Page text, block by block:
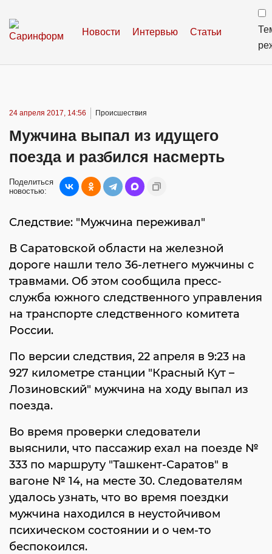
Новости Интервью Статьи
24 апреля 2017, 14:56 Происшествия
Мужчина выпал из идущего
поезда и разбился насмерть
Поделиться
новостью:
Следствие: "Мужчина переживал"
В Саратовской области на железной
дороге нашли тело 36-летнего мужчины с
травмами. Об этом сообщила пресс-
служба южного следственного управления
на транспорте следственного комитета
России.
По версии следствия, 22 апреля в 9:23 на
927 километре станции "Красный Кут –
Лозиновский" мужчина на ходу выпал из
поезда.
Во время проверки следователи
выяснили, что пассажир ехал на поезде №
333 по маршруту "Ташкент-Саратов" в
вагоне № 14, на месте 30. Следователям
удалось узнать, что во время поездки
мужчина находился в неустойчивом
психическом состоянии и о чем-то
беспокоился.